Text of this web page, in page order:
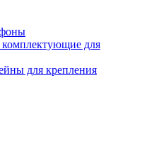
для
для крепления